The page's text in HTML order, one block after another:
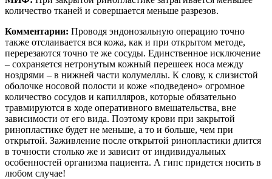
количество тканей и совершается меньше разрезов.
Комментарии: Проводя эндонозальную операцию точно
также отслаивается вся кожа, как и при открытом методе,
перерезаются точно те же сосуды. Единственное исключение
– сохраняется нетронутым кожный перешеек носа между
ноздрями – в нижней части колумеллы. К слову, к слизистой
оболочке носовой полости и коже «подведено» огромное
количество сосудов и капилляров, которые обязательно
травмируются в ходе оперативного вмешательства, вне
зависимости от его вида. Поэтому крови при закрытой
ринопластике будет не меньше, а то и больше, чем при
открытой. Заживление после открытой ринопластики длится
в точности столько же и зависит от индивидуальных
особенностей организма пациента. А гипс придется носить в
любом случае!